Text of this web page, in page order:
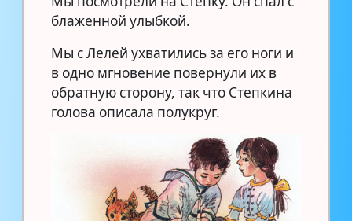
блаженной улыбкой.
Мы с Лелей ухватились за его ноги и
в одно мгновение повернули их в
обратную сторону, так что Степкина
голова описала полукруг.